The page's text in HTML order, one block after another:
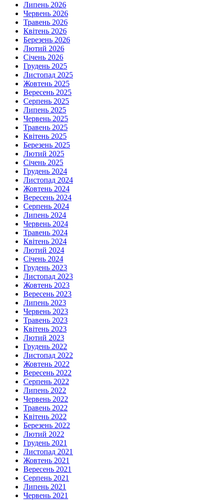
Липень 2026
Червень 2026
Травень 2026
Квітень 2026
Березень 2026
Лютий 2026
Січень 2026
Грудень 2025
Листопад 2025
Жовтень 2025
Вересень 2025
Серпень 2025
Липень 2025
Червень 2025
Травень 2025
Квітень 2025
Березень 2025
Лютий 2025
Січень 2025
Грудень 2024
Листопад 2024
Жовтень 2024
Вересень 2024
Серпень 2024
Липень 2024
Червень 2024
Травень 2024
Квітень 2024
Лютий 2024
Січень 2024
Грудень 2023
Листопад 2023
Жовтень 2023
Вересень 2023
Липень 2023
Червень 2023
Травень 2023
Квітень 2023
Лютий 2023
Грудень 2022
Листопад 2022
Жовтень 2022
Вересень 2022
Серпень 2022
Липень 2022
Червень 2022
Травень 2022
Квітень 2022
Березень 2022
Лютий 2022
Грудень 2021
Листопад 2021
Жовтень 2021
Вересень 2021
Серпень 2021
Липень 2021
Червень 2021